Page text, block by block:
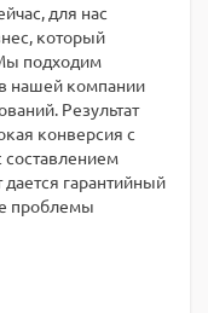
для нас
который
подходим
нашей компании
Результат
конверсия с
составлением
дается гарантийный
проблемы